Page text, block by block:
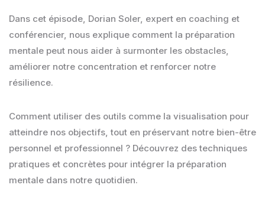
Dans cet épisode, Dorian Soler, expert en coaching et
conférencier, nous explique comment la préparation
mentale peut nous aider à surmonter les obstacles,
améliorer notre concentration et renforcer notre
résilience.
Comment utiliser des outils comme la visualisation pour
atteindre nos objectifs, tout en préservant notre bien-être
personnel et professionnel ? Découvrez des techniques
pratiques et concrètes pour intégrer la préparation
mentale dans notre quotidien.